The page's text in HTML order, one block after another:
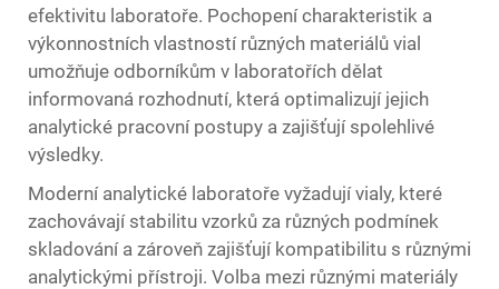
efektivitu laboratoře. Pochopení charakteristik a
výkonnostních vlastností různých materiálů vial
umožňuje odborníkům v laboratořích dělat
informovaná rozhodnutí, která optimalizují jejich
analytické pracovní postupy a zajišťují spolehlivé
výsledky.
Moderní analytické laboratoře vyžadují vialy, které
zachovávají stabilitu vzorků za různých podmínek
skladování a zároveň zajišťují kompatibilitu s různými
analytickými přístroji. Volba mezi různými materiály